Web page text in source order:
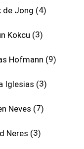
de Jong 4
Kokcu 3
Hofmann 9
Iglesias 3
Neves 7
Neres 3